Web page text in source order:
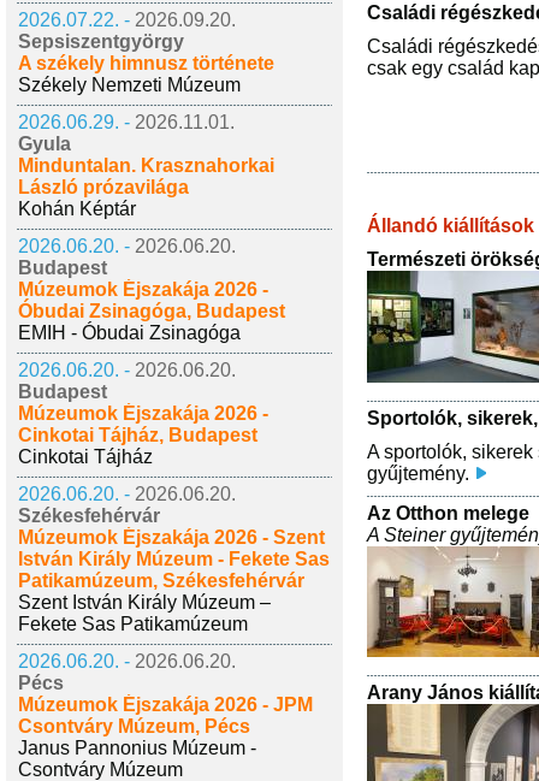
2026.07.22. - 2026.09.20.
Sepsiszentgyörgy
A székely himnusz története
Székely Nemzeti Múzeum
2026.06.29. - 2026.11.01.
Gyula
Minduntalan. Krasznahorkai
László prózavilága
Kohán Képtár
2026.06.20. - 2026.06.20.
Budapest
Múzeumok Éjszakája 2026 -
Óbudai Zsinagóga, Budapest
EMIH - Óbudai Zsinagóga
2026.06.20. - 2026.06.20.
Budapest
Múzeumok Éjszakája 2026 -
Cinkotai Tájház, Budapest
Cinkotai Tájház
2026.06.20. - 2026.06.20.
Székesfehérvár
Múzeumok Éjszakája 2026 - Szent
István Király Múzeum - Fekete Sas
Patikamúzeum, Székesfehérvár
Szent István Király Múzeum –
Fekete Sas Patikamúzeum
2026.06.20. - 2026.06.20.
Pécs
Múzeumok Éjszakája 2026 - JPM
Csontváry Múzeum, Pécs
Janus Pannonius Múzeum -
Csontváry Múzeum
Családi
Családi
csak egy család
Állandó kiállítások
Természeti
Sportolók,
A sportolók,
gyűjtemény.
Az Otthon melege
A Steiner
Arany János